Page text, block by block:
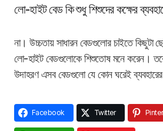
লো-হাইট বেড কি শুধু শিশুদের কক্ষের
না। উচ্চতায় সাধারন বেডগুলোর চাইতে কিছুটা
লো-হাইট বেডগুলোকে শিশুতোষ মনে করেন।
উদাহরণ এসব বেডগুলো যে কোন ঘরেই
Facebook Twitter